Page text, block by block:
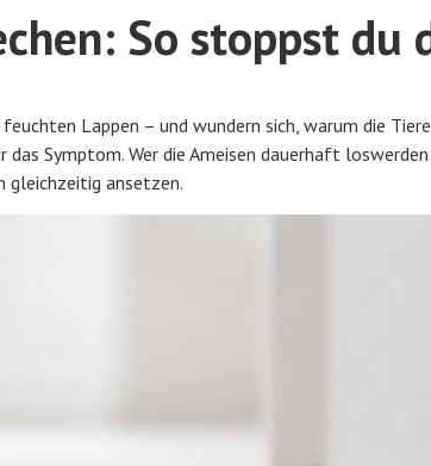
So stoppst du
Lappen – und wundern sich, warum die
das Symptom. Wer die Ameisen dauerhaft
gleichzeitig ansetzen.